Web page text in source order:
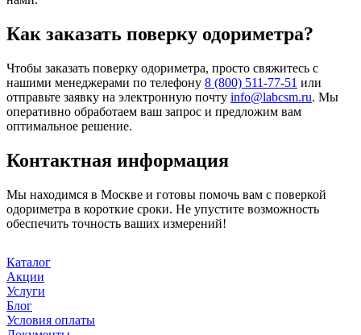
Как заказать поверку одориметра?
Чтобы заказать поверку одориметра, просто свяжитесь с
нашими менеджерами по телефону 8 (800) 511-77-51 или
отправьте заявку на электронную почту info@labcsm.ru. Мы
оперативно обработаем ваш запрос и предложим вам
оптимальное решение.
Контактная информация
Мы находимся в Москве и готовы помочь вам с поверкой
одориметра в короткие сроки. Не упустите возможность
обеспечить точность ваших измерений!
Каталог
Акции
Услуги
Блог
Условия оплаты